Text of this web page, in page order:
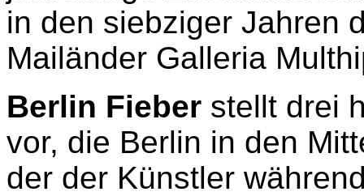
in den siebziger Jahren
Mailänder Galleria
Berlin Fieber stellt drei
vor, die Berlin in den
der der Künstler